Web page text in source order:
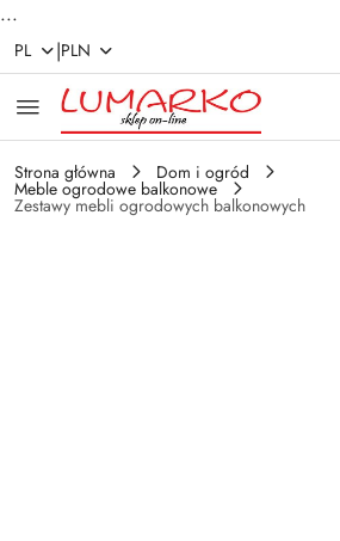
...
Przejdź do treści głównej
Przejdź do wyszukiwarki
Przejdź do moje konto
Przejdź do menu głównego
Przejdź do opisu produktu
Przejdź do stopki
PL |PLN
Strona główna Dom i ogród
Meble ogrodowe balkonowe
Zestawy mebli ogrodowych balkonowych